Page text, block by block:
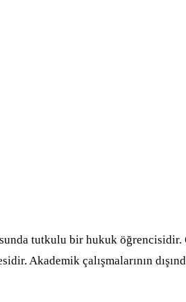
tutkulu bir hukuk
Akademik çalışmalarının